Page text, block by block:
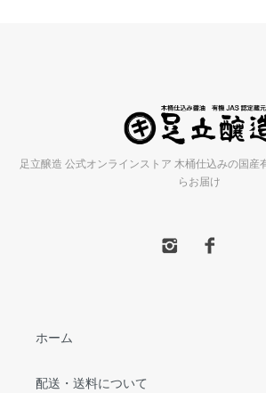
足立醸造 公式オンラインストア 木桶仕込みの国産
らお届け
ホーム
配送・送料について